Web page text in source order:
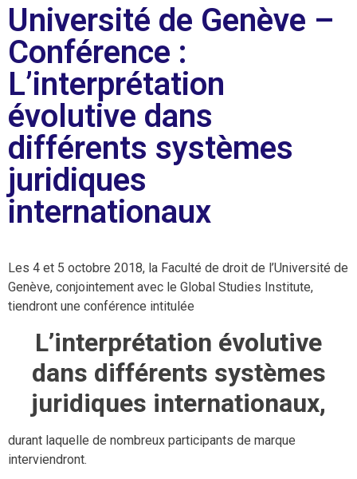
Université de Genève –
Conférence :
L’interprétation
évolutive dans
différents systèmes
juridiques
internationaux
Les 4 et 5 octobre 2018, la Faculté de droit de l’Université de
Genève, conjointement avec le Global Studies Institute,
tiendront une conférence intitulée
L’interprétation évolutive
dans différents systèmes
juridiques internationaux,
durant laquelle de nombreux participants de marque
interviendront.